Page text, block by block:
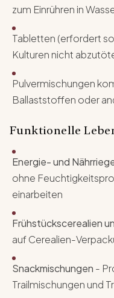
zum Einrühren in
Tabletten (erfordert
Kulturen nicht
Pulvermischungen
Ballaststoffen oder
Funktionelle
Energie- und
ohne
einarbeiten
Frühstückscerealien
auf Cerealien-
Snackmischungen -
Trailmischungen und